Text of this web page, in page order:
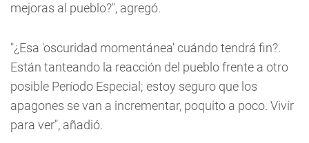
mejoras al pueblo?", agregó.
"¿Esa 'oscuridad momentánea' cuándo tendrá fin?.
Están tanteando la reacción del pueblo frente a otro
posible Período Especial; estoy seguro que los
apagones se van a incrementar, poquito a poco. Vivir
para ver", añadió.